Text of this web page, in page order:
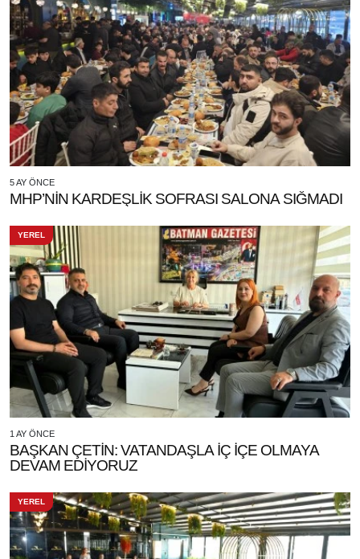
5 AY ÖNCE
MHP’NİN KARDEŞLİK SOFRASI SALONA SIĞMADI
YEREL
1 AY ÖNCE
BAŞKAN ÇETİN: VATANDAŞLA İÇ İÇE OLMAYA
DEVAM EDİYORUZ
YEREL